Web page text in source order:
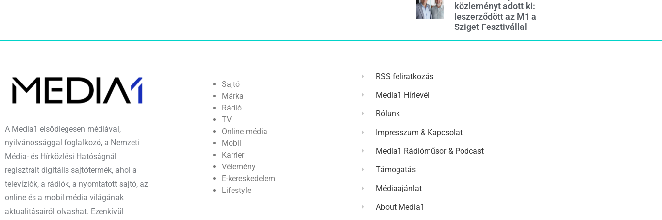
közleményt adott ki:
leszerződött az M1 a
Sziget Fesztivállal
A Media1 elsődlegesen médiával,
nyilvánossággal foglalkozó, a Nemzeti
Média- és Hírközlési Hatóságnál
regisztrált digitális sajtótermék, ahol a
televíziók, a rádiók, a nyomtatott sajtó, az
online és a mobil média világának
aktualitásairól olvashat. Ezenkívül
Sajtó
Márka
Rádió
TV
Online média
Mobil
Karrier
Vélemény
E-kereskedelem
Lifestyle
RSS feliratkozás
Media1 Hírlevél
Rólunk
Impresszum & Kapcsolat
Media1 Rádióműsor & Podcast
Támogatás
Médiaajánlat
About Media1